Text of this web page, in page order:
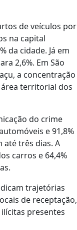
de veículos por
na capital
da cidade. Já em
2,6%. Em São
a concentração
área territorial dos
do crime
e 91,8%
até três dias. A
carros e 64,4%
trajetórias
de receptação,
presentes